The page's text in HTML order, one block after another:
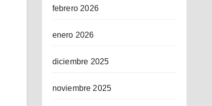
febrero 2026
enero 2026
diciembre 2025
noviembre 2025